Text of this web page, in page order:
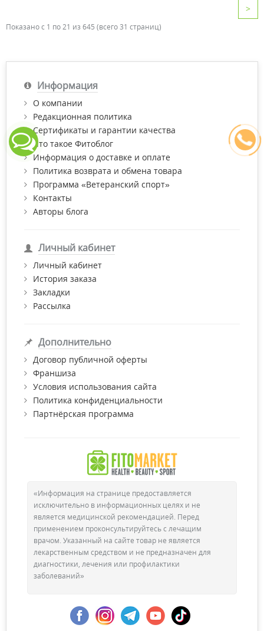
>
Показано с 1 по 21 из 645 (всего 31 страниц)
Информация
О компании
Редакционная политика
Сертификаты и гарантии качества
Что такое Фитоблог
Информация о доставке и оплате
Политика возврата и обмена товара
Программа «Ветеранский спорт»
Контакты
Авторы блога
Личный кабинет
Личный кабинет
История заказа
Закладки
Рассылка
Дополнительно
Договор публичной оферты
Франшиза
Условия использования сайта
Политика конфиденциальности
Партнёрская программа
«Информация на странице предоставляется
исключительно в информационных целях и не
является медицинской рекомендацией. Перед
применением проконсультируйтесь с лечащим
врачом. Указанный на сайте товар не является
лекарственным средством и не предназначен для
диагностики, лечения или профилактики
заболеваний»